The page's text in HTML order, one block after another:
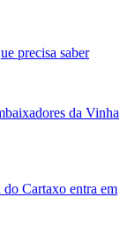
precisa saber
da Vinha
Cartaxo entra em